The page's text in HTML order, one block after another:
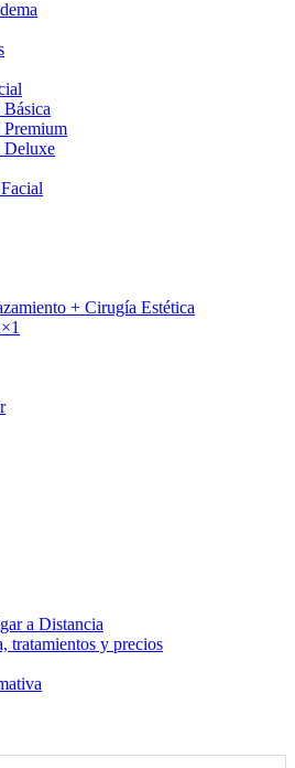
Deluxe
+ Cirugía Estética
a Distancia
tratamientos y precios